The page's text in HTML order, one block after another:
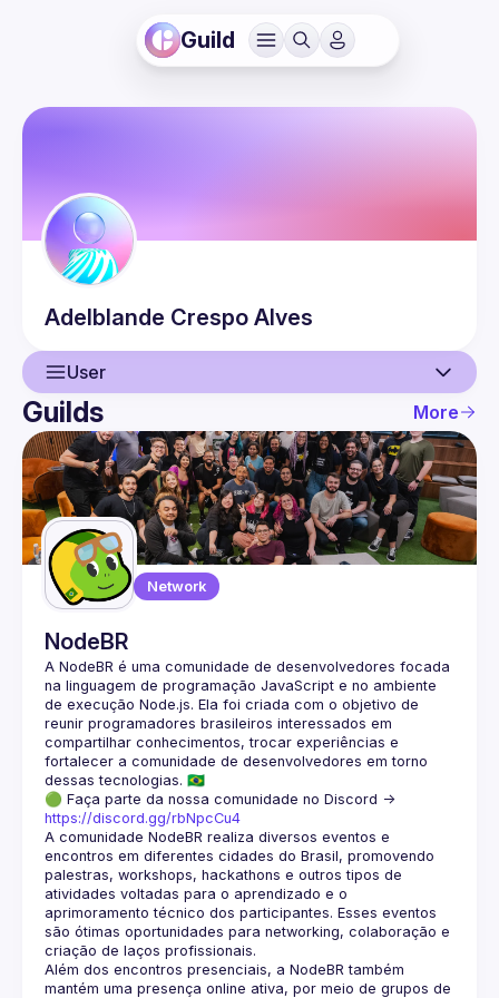
Guild
Adelblande Crespo Alves
User
User
Guilds
Guilds More
Network
NodeBR
A NodeBR é uma comunidade de desenvolvedores focada
na linguagem de programação JavaScript e no ambiente
de execução Node.js. Ela foi criada com o objetivo de
reunir programadores brasileiros interessados em
compartilhar conhecimentos, trocar experiências e
fortalecer a comunidade de desenvolvedores em torno
🟢 Faça parte da nossa comunidade no Discord ->
https://discord.gg/rbNpcCu4
A comunidade NodeBR realiza diversos eventos e
encontros em diferentes cidades do Brasil, promovendo
palestras, workshops, hackathons e outros tipos de
atividades voltadas para o aprendizado e o
aprimoramento técnico dos participantes. Esses eventos
são ótimas oportunidades para networking, colaboração e
Além dos encontros presenciais, a NodeBR também
mantém uma presença online ativa, por meio de grupos de